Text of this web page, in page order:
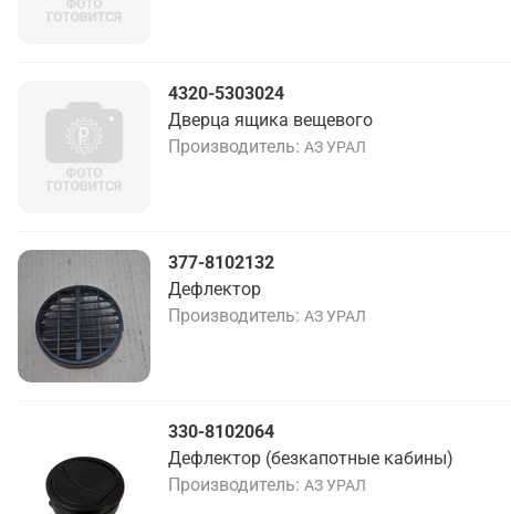
4320-5303024
Дверца ящика вещевого
Производитель АЗ УРАЛ
377-8102132
Дефлектор
Производитель АЗ УРАЛ
330-8102064
Дефлектор (безкапотные кабины)
Производитель АЗ УРАЛ